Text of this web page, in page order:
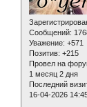
Сообщений:
Уважение: +571
Позитив: +215
Провел на
1 месяц 2 дня
Последний
16-04-2026